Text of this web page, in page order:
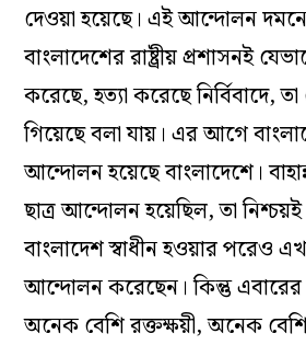
দেওয়া হয়েছে। এই আন্দোলন
বাংলাদেশের রাষ্ট্রীয় প্রশাসনই
করেছে, হত্যা করেছে নির্বিবাদে,
গিয়েছে বলা যায়। এর আগে
আন্দোলন হয়েছে বাংলাদেশে।
ছাত্র আন্দোলন হয়েছিল, তা
বাংলাদেশ স্বাধীন হওয়ার পরেও
আন্দোলন করেছেন। কিন্তু
অনেক বেশি রক্তক্ষয়ী, অনেক